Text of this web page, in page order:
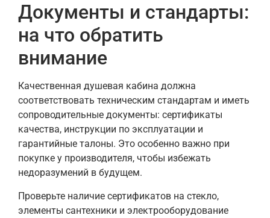
Документы и стандарты:
на что обратить
внимание
Качественная душевая кабина должна
соответствовать техническим стандартам и иметь
сопроводительные документы: сертификаты
качества, инструкции по эксплуатации и
гарантийные талоны. Это особенно важно при
покупке у производителя, чтобы избежать
недоразумений в будущем.
Проверьте наличие сертификатов на стекло,
элементы сантехники и электрооборудование